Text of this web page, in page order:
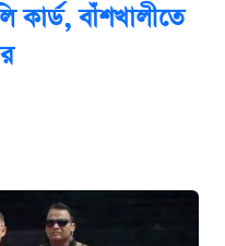
কার্ড, বাঁশখালীতে